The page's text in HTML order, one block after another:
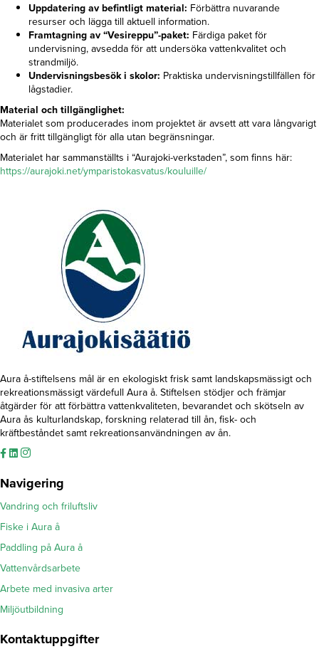
Uppdatering av befintligt material: Förbättra nuvarande
resurser och lägga till aktuell information.
Framtagning av “Vesireppu”-paket: Färdiga paket för
undervisning, avsedda för att undersöka vattenkvalitet och
strandmiljö.
Undervisningsbesök i skolor: Praktiska undervisningstillfällen för
lågstadier.
Material och tillgänglighet:
Materialet som producerades inom projektet är avsett att vara långvarigt
och är fritt tillgängligt för alla utan begränsningar.
Materialet har sammanställts i “Aurajoki-verkstaden”, som finns här:
https://aurajoki.net/ymparistokasvatus/kouluille/
Aura å-stiftelsens mål är en ekologiskt frisk samt landskapsmässigt och
rekreationsmässigt värdefull Aura å. Stiftelsen stödjer och främjar
åtgärder för att förbättra vattenkvaliteten, bevarandet och skötseln av
Aura ås kulturlandskap, forskning relaterad till ån, fisk- och
kräftbeståndet samt rekreationsanvändningen av ån.
Navigering
Vandring och friluftsliv
Fiske i Aura å
Paddling på Aura å
Vattenvårdsarbete
Arbete med invasiva arter
Miljöutbildning
Kontaktuppgifter